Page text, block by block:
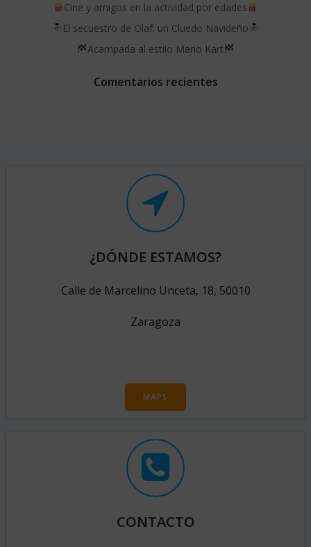
Cine y amigos en la actividad por edades
El secuestro de Olaf: un Cluedo Navideño
Acampada al estilo Mario Kart
Comentarios recientes
¿DÓNDE ESTAMOS?
Calle de Marcelino Unceta, 18, 50010
Zaragoza
MAPS
CONTACTO